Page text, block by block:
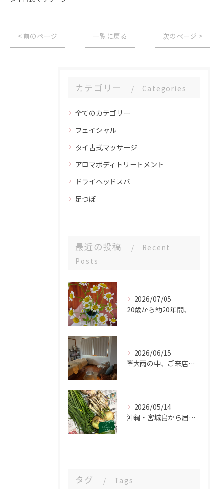
< 前のページ 一覧に戻る 次のページ >
カテゴリー Categories
全てのカテゴリー
フェイシャル
タイ古式マッサージ
アロマボディトリートメント
ドライヘッドスパ
足つぼ
最近の投稿
Recent
Posts
2026/07/05
20歳から約20年間、
2026/06/15
☔️大雨の中、ご来店ありがとうございました。
2026/05/14
沖縄・宮城島から届いた、食の恵み🌿
タグ Tags